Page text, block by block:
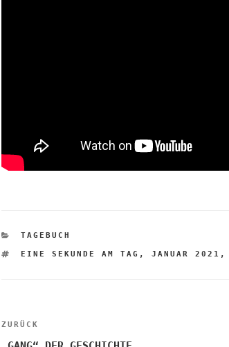
KATEGORIEN
TAGEBUCH
SCHLAGWÖRTER
EINE SEKUNDE AM TAG , JANUAR 2021 ,
Beitragsnavigation
Vorheriger
Beitrag
ZURÜCK